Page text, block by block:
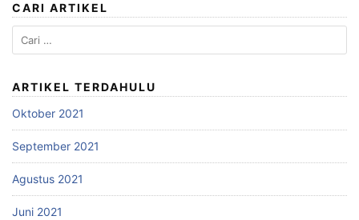
CARI ARTIKEL
Cari
untuk:
ARTIKEL TERDAHULU
Oktober 2021
September 2021
Agustus 2021
Juni 2021